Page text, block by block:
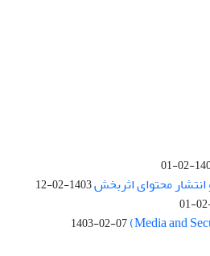
محتوای اثربخش1403-02-12
1403-02-07